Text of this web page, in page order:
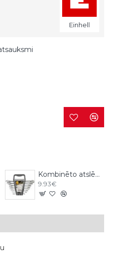
Einhell
Kombinēto atslēgu komplekts 8gb, 6-12mm CrV Vorel
9.93€